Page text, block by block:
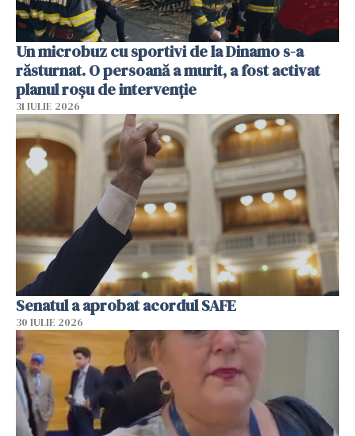
Un microbuz cu sportivi de la Dinamo s-a
răsturnat. O persoană a murit, a fost activat
planul roșu de intervenție
31 IULIE 2026
Senatul a aprobat acordul SAFE
30 IULIE 2026